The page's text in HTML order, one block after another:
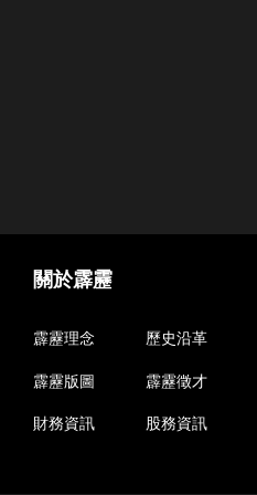
關於霹靂
霹靂理念 歷史沿革
霹靂版圖 霹靂徵才
財務資訊 股務資訊